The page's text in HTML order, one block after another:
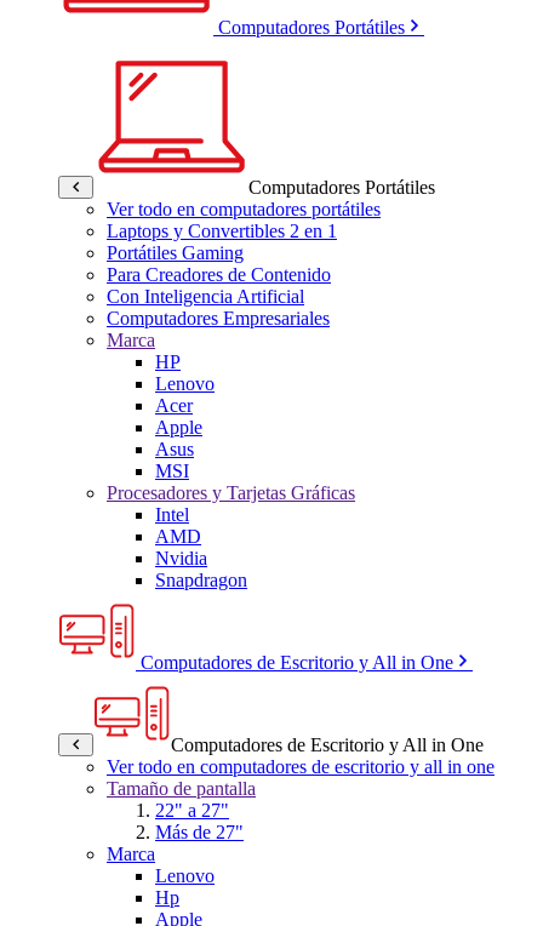
Computadores Portátiles
Computadores Portátiles
Ver todo en computadores portátiles
Laptops y Convertibles 2 en 1
Portátiles Gaming
Para Creadores de Contenido
Con Inteligencia Artificial
Computadores Empresariales
Marca
HP
Lenovo
Acer
Apple
Asus
MSI
Procesadores y Tarjetas Gráficas
Intel
AMD
Nvidia
Snapdragon
Computadores de Escritorio y All in One
Computadores de Escritorio y All in One
Ver todo en computadores de escritorio y all in one
Tamaño de pantalla
22" a 27"
Más de 27"
Marca
Lenovo
Hp
Apple